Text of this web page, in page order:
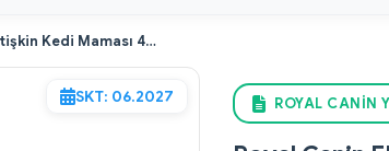
Royal Canin FIT 32 Yetişkin Kedi Maması 4 kg
SKT: 06.2027 ROYAL CANIN